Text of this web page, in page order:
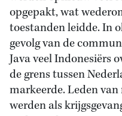
opgepakt, wat
toestanden leidde. In
gevolg van de
Java veel Indonesiërs
de grens tussen
markeerde. Leden
werden als